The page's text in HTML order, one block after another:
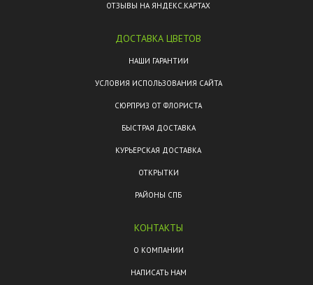
ОТЗЫВЫ НА ЯНДЕКС.КАРТАХ
ДОСТАВКА ЦВЕТОВ
НАШИ ГАРАНТИИ
УСЛОВИЯ ИСПОЛЬЗОВАНИЯ САЙТА
СЮРПРИЗ ОТ ФЛОРИСТА
БЫСТРАЯ ДОСТАВКА
КУРЬЕРСКАЯ ДОСТАВКА
ОТКРЫТКИ
РАЙОНЫ СПБ
КОНТАКТЫ
О КОМПАНИИ
НАПИСАТЬ НАМ